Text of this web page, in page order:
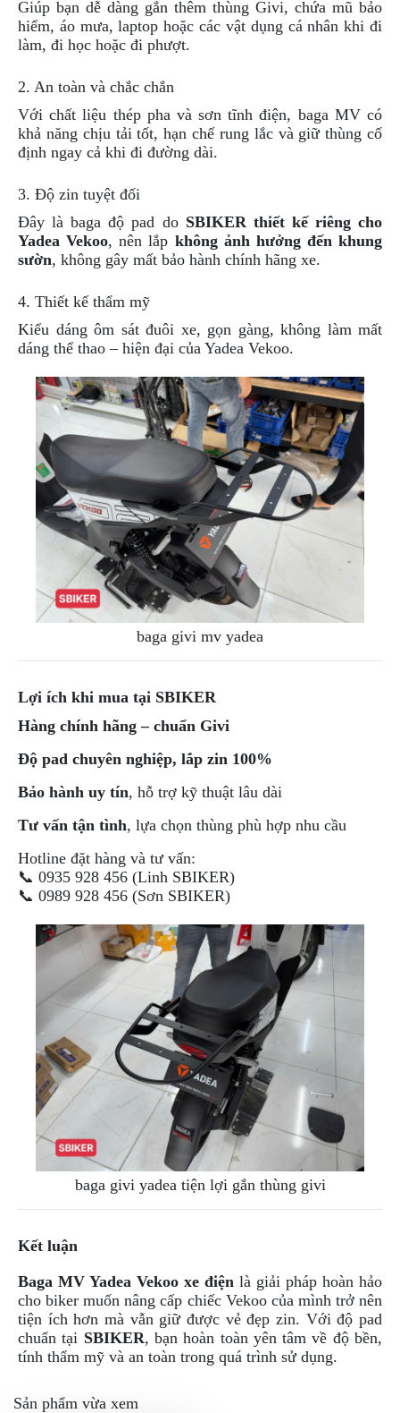
Giúp bạn dễ dàng gắn thêm thùng Givi, chứa mũ bảo
hiểm, áo mưa, laptop hoặc các vật dụng cá nhân khi đi
làm, đi học hoặc đi phượt.
2. An toàn và chắc chắn
Với chất liệu thép pha và sơn tĩnh điện, baga MV có
khả năng chịu tải tốt, hạn chế rung lắc và giữ thùng cố
định ngay cả khi đi đường dài.
3. Độ zin tuyệt đối
Đây là baga độ pad do SBIKER thiết kế riêng cho
Yadea Vekoo, nên lắp không ảnh hưởng đến khung
sườn, không gây mất bảo hành chính hãng xe.
4. Thiết kế thẩm mỹ
Kiểu dáng ôm sát đuôi xe, gọn gàng, không làm mất
dáng thể thao – hiện đại của Yadea Vekoo.
baga givi mv yadea
Lợi ích khi mua tại SBIKER
Hàng chính hãng – chuẩn Givi
Độ pad chuyên nghiệp, lắp zin 100%
Bảo hành uy tín, hỗ trợ kỹ thuật lâu dài
Tư vấn tận tình, lựa chọn thùng phù hợp nhu cầu
Hotline đặt hàng và tư vấn:
📞 0935 928 456 (Linh SBIKER)
📞 0989 928 456 (Sơn SBIKER)
baga givi yadea tiện lợi gắn thùng givi
Kết luận
Baga MV Yadea Vekoo xe điện là giải pháp hoàn hảo
cho biker muốn nâng cấp chiếc Vekoo của mình trở nên
tiện ích hơn mà vẫn giữ được vẻ đẹp zin. Với độ pad
chuẩn tại SBIKER, bạn hoàn toàn yên tâm về độ bền,
tính thẩm mỹ và an toàn trong quá trình sử dụng.
Sản phẩm vừa xem